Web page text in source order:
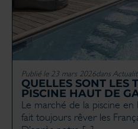
Publié le 23 mars 2026dans
QUELLES SONT LES
PISCINE HAUT DE
Le marché de la piscine en
fait toujours rêver les